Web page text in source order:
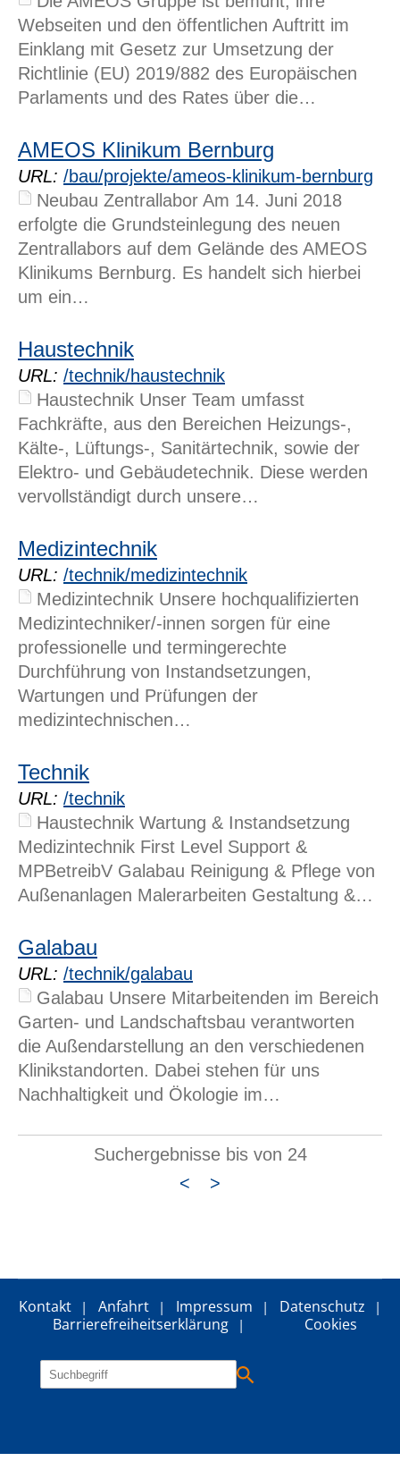
Webseiten und den öffentlichen Auftritt im
Einklang mit Gesetz zur Umsetzung der
Richtlinie (EU) 2019/882 des Europäischen
Parlaments und des Rates über die…
AMEOS Klinikum Bernburg
URL: /bau/projekte/ameos-klinikum-bernburg
Neubau Zentrallabor Am 14. Juni 2018
erfolgte die Grundsteinlegung des neuen
Zentrallabors auf dem Gelände des AMEOS
Klinikums Bernburg. Es handelt sich hierbei
um ein…
Haustechnik
URL: /technik/haustechnik
Haustechnik Unser Team umfasst
Fachkräfte, aus den Bereichen Heizungs-,
Kälte-, Lüftungs-, Sanitärtechnik, sowie der
Elektro- und Gebäudetechnik. Diese werden
vervollständigt durch unsere…
Medizintechnik
URL: /technik/medizintechnik
Medizintechnik Unsere hochqualifizierten
Medizintechniker/-innen sorgen für eine
professionelle und termingerechte
Durchführung von Instandsetzungen,
Wartungen und Prüfungen der
medizintechnischen…
Technik
URL: /technik
Haustechnik Wartung & Instandsetzung
Medizintechnik First Level Support &
MPBetreibV Galabau Reinigung & Pflege von
Außenanlagen Malerarbeiten Gestaltung &…
Galabau
URL: /technik/galabau
Galabau Unsere Mitarbeitenden im Bereich
Garten- und Landschaftsbau verantworten
die Außendarstellung an den verschiedenen
Klinikstandorten. Dabei stehen für uns
Nachhaltigkeit und Ökologie im…
Suchergebnisse bis von 24
<
>
Kontakt Anfahrt Impressum
Datenschutz
Barrierefreiheitserklärung
Cookies
Um Inhalte von Videoplattformen und Social Media
Plattformen anzeigen zu können, werden von
diesen externen Medien Cookies gesetzt.
Google Maps
Name:
NID
Anbieter:
google
Cookie Laufzeit:
6 Monate
Extern Inhalt (Solique)
Anbieter:
Solique
Zeigt Stellenangebote
Cookie Laufzeit:
6 Monate